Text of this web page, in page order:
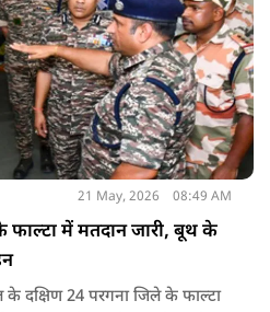
21 May, 2026 08:49 AM
में मतदान जारी, बूथ के
दक्षिण 24 परगना जिले के फाल्टा